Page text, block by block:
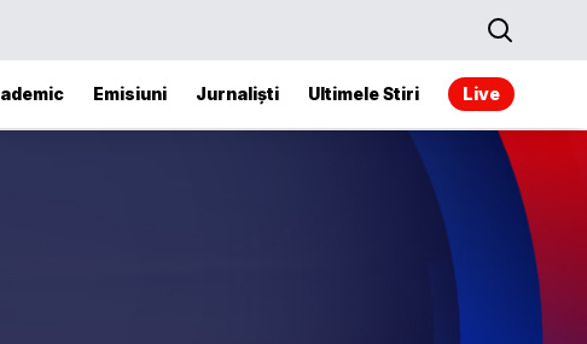
Emisiuni Jurnaliști Ultimele Stiri Live